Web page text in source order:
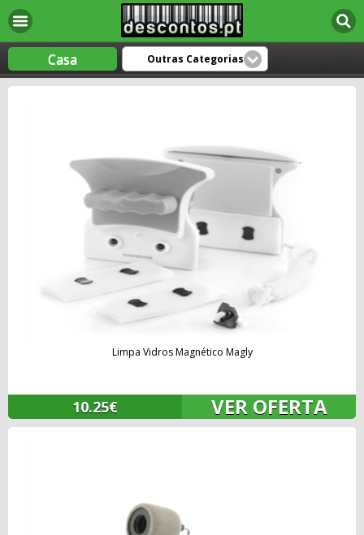
Casa Outras Categorias
Limpa Vidros Magnético Magly
10.25€ VER OFERTA